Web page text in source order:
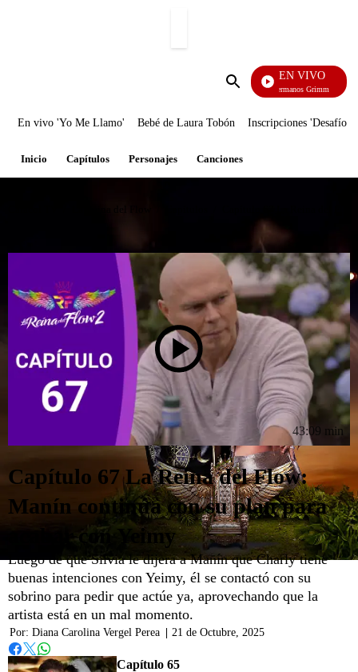
Enviar
EN VIVO
En vivo 'Yo Me Llamo' Bebé de Laura Tobón Inscripciones 'Desafío'
Inicio Capítulos Personajes Canciones
43:09 min
Capítulo 67 La Reina del Flow:
Manín continúa con su plan para
acabar con Yeimy
Luego de que Silvia le dijera a Manín que Charly tiene
buenas intenciones con Yeimy, él se contactó con su
sobrino para pedir que actúe ya, aprovechando que la
artista está en un mal momento.
Por: Diana Carolina Vergel Perea 21 de Octubre, 2025
Facebook
Twitter
Whatsapp Capítulo 65